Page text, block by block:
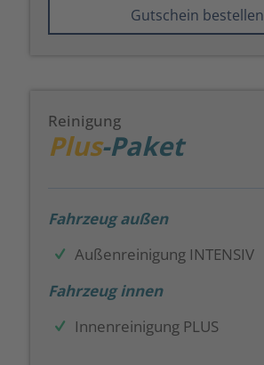
Gutschein bestellen
Reinigung
Plus-Paket
Fahrzeug außen
Außenreinigung INTENSIV
Fahrzeug innen
Innenreinigung PLUS